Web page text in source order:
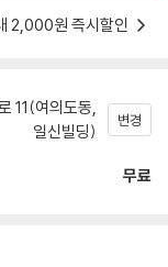
2,000원 즉시할인
11(여의도동,
일신빌딩)
변경
무료